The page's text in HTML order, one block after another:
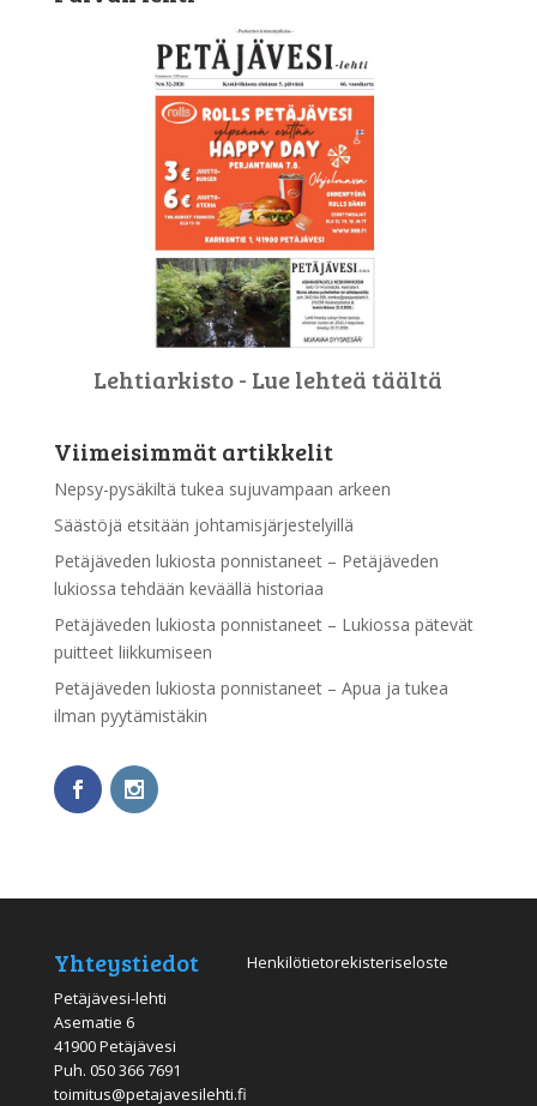
Lehtiarkisto - Lue lehteä täältä
Viimeisimmät artikkelit
Nepsy-pysäkiltä tukea sujuvampaan arkeen
Säästöjä etsitään johtamisjärjestelyillä
Petäjäveden lukiosta ponnistaneet – Petäjäveden
lukiossa tehdään keväällä historiaa
Petäjäveden lukiosta ponnistaneet – Lukiossa pätevät
puitteet liikkumiseen
Petäjäveden lukiosta ponnistaneet – Apua ja tukea
ilman pyytämistäkin
Yhteystiedot
Petäjävesi-lehti
Asematie 6
41900 Petäjävesi
Puh. 050 366 7691
toimitus@petajavesilehti.fi
Henkilötietorekisteriseloste